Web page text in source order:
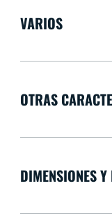
VARIOS
OTRAS
DIMENSIONES